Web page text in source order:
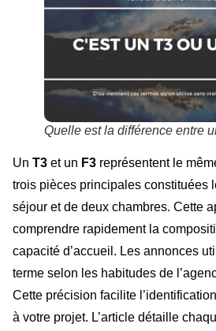
Quelle est la différence entre
Un T3 et un F3 représentent le
trois pièces principales constituées
séjour et de deux chambres. Cette
comprendre rapidement la
capacité d’accueil. Les annonces
terme selon les habitudes de
Cette précision facilite
à votre projet. L’article détaille